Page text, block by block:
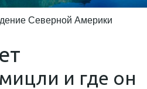
Северной Америки
и где он